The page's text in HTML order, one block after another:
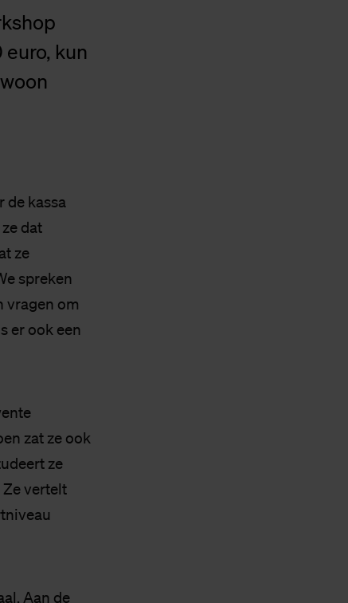
kun
de kassa
dat
ze
spreken
vragen om
er ook een
zat ze ook
ze
vertelt
Aan de